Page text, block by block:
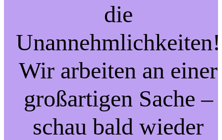
die
Unannehmlichkeiten!
Wir arbeiten an einer
großartigen Sache –
schau bald wieder